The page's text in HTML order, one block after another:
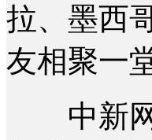
拉、墨西
友相聚一
中新网